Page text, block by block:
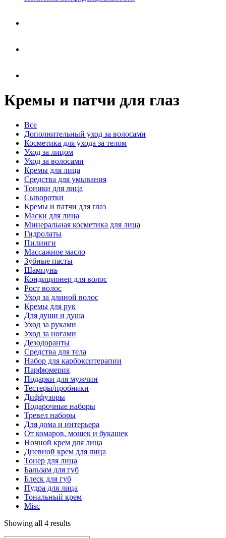
Кремы и патчи для глаз
Все
Дополнительный уход за волосами
Косметика для ухода за телом
Уход за лицом
Уход за волосами
Кремы для лица
Средства для умывания
Тоники для лица
Сыворотки
Кремы и патчи для глаз
Маски для лица
Минеральная косметика для лица
Гидролаты
Пилинги
Массажное масло
Зубные пасты
Шампунь
Кондиционер для волос
Рост волос
Уход за длиной волос
Кремы для рук
Для души и душа
Уход за руками
Уход за ногами
Дезодоранты
Средства для тела
Набор для карбокситерапии
Парфюмерия
Подарки для мужчин
Тестеры/пробники
Диффузоры
Подарочные наборы
Тревел наборы
Для дома и интерьера
От комаров, мошек и букашек
Ночной крем для лица
Дневной крем для лица
Тонер для лица
Бальзам для губ
Блеск для губ
Пудра для лица
Тональный крем
Misc
Showing all 4 results